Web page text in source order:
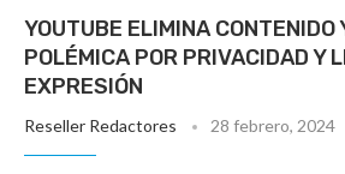
YOUTUBE ELIMINA CONTENIDO
POLÉMICA POR PRIVACIDAD Y
EXPRESIÓN
Reseller Redactores 28 febrero, 2024